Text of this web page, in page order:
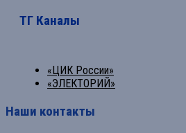
ТГ Каналы
«ЦИК России»
«ЭЛЕКТОРИЙ»
Наши контакты